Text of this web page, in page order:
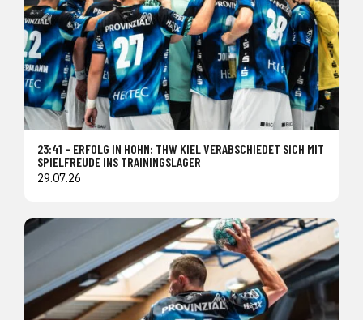
23:41 – ERFOLG IN HOHN: THW KIEL VERABSCHIEDET SICH MIT
SPIELFREUDE INS TRAININGSLAGER
29.07.26